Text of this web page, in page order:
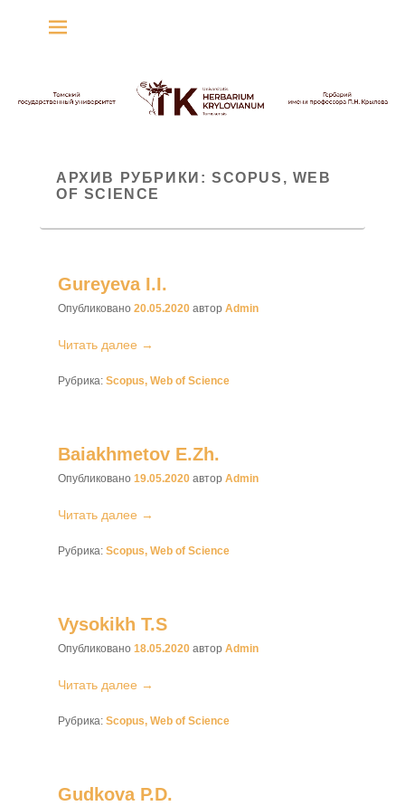
АРХИВ РУБРИКИ:SCOPUS, WEB
OF SCIENCE
Gureyeva I.I.
Опубликовано 20.05.2020 автор Admin
Читать далее →
Рубрика: Scopus, Web of Science
Baiakhmetov E.Zh.
Опубликовано 19.05.2020 автор Admin
Читать далее →
Рубрика: Scopus, Web of Science
Vysokikh T.S
Опубликовано 18.05.2020 автор Admin
Читать далее →
Рубрика: Scopus, Web of Science
Gudkova P.D.